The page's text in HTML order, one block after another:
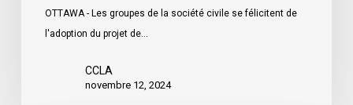
OTTAWA - Les groupes de la société civile se félicitent de
l'adoption du projet de…
CCLA
novembre 12, 2024